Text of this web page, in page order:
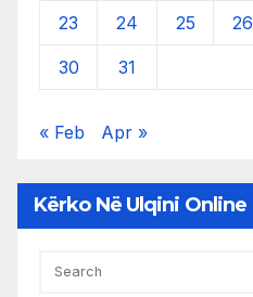
23 24 25 26
30 31
« Feb Apr »
Kërko Në Ulqini Online